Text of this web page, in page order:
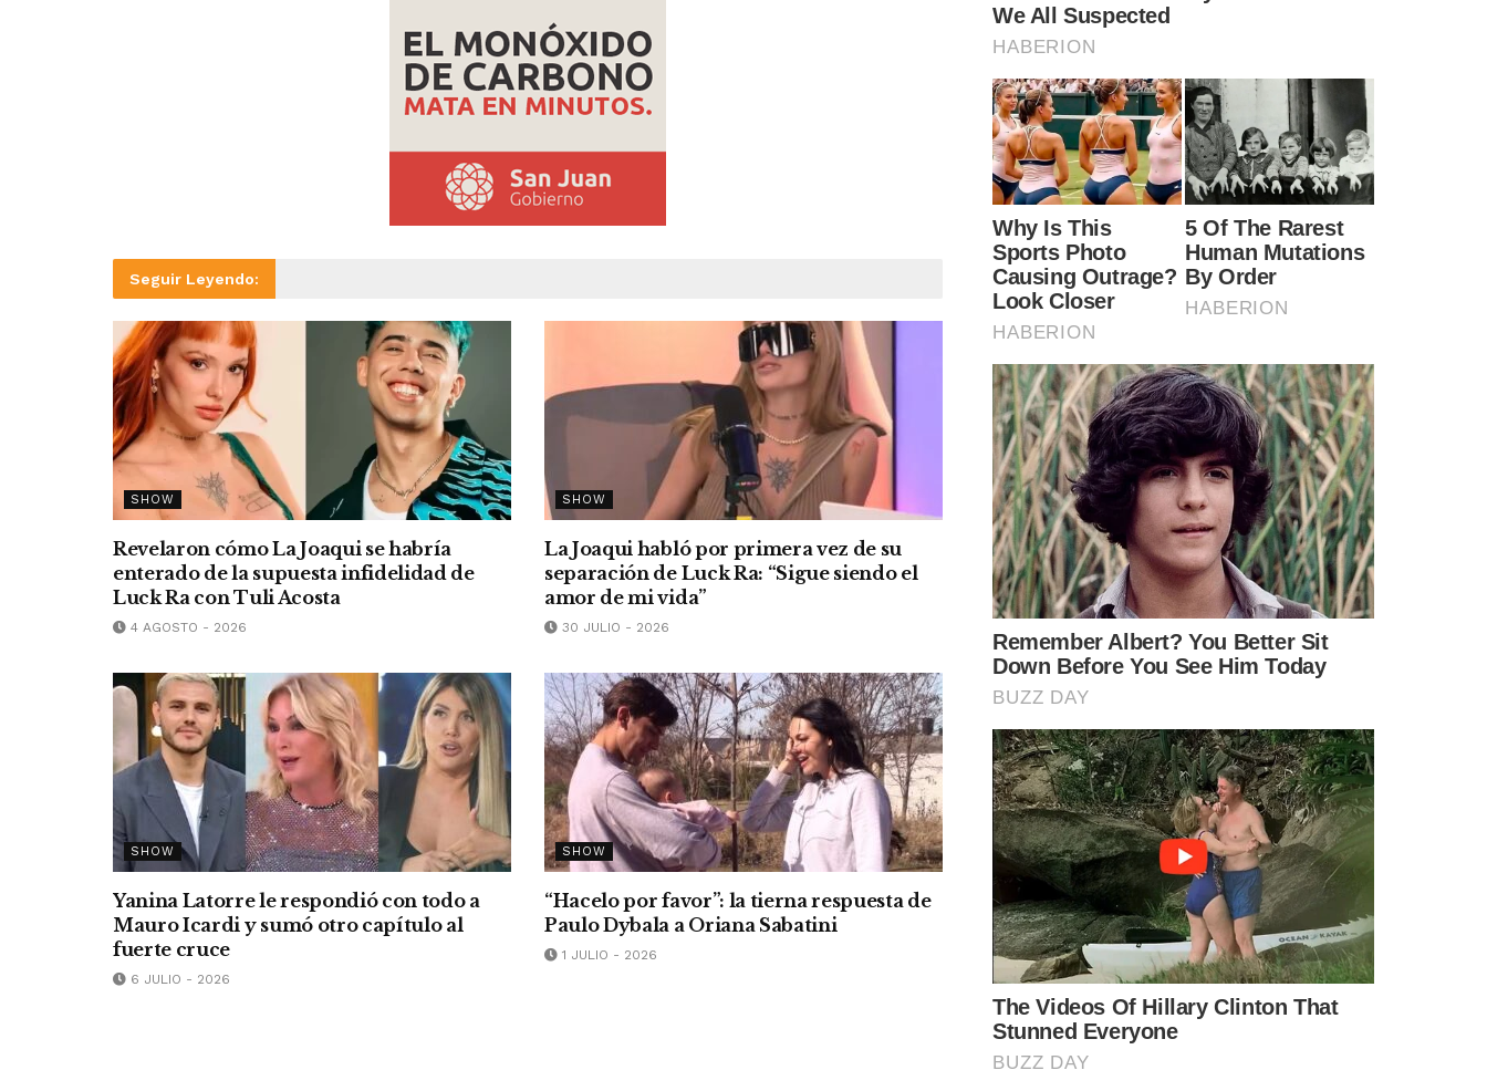
Seguir Leyendo:
SHOW
Revelaron cómo La Joaqui se habría
enterado de la supuesta infidelidad de
Luck Ra con Tuli Acosta
4 AGOSTO - 2026
SHOW
La Joaqui habló por primera vez de su
separación de Luck Ra: “Sigue siendo el
amor de mi vida”
30 JULIO - 2026
SHOW
Yanina Latorre le respondió con todo a
Mauro Icardi y sumó otro capítulo al
fuerte cruce
6 JULIO - 2026
SHOW
“Hacelo por favor”: la tierna respuesta de
Paulo Dybala a Oriana Sabatini
1 JULIO - 2026